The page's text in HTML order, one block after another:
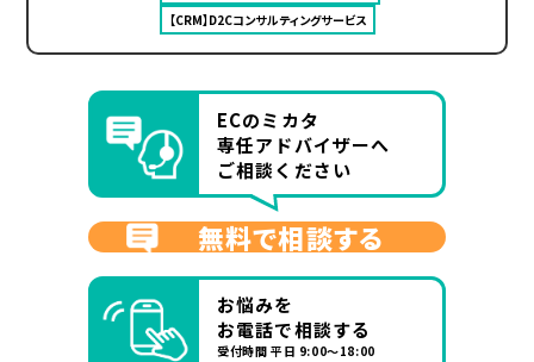
【CRM】D2Cコンサルティングサービス
ECのミカタ
専任アドバイザーへ
ご相談ください
無料で相談する
お悩みを
お電話で相談する
受付時間 平日 9:00～18:00